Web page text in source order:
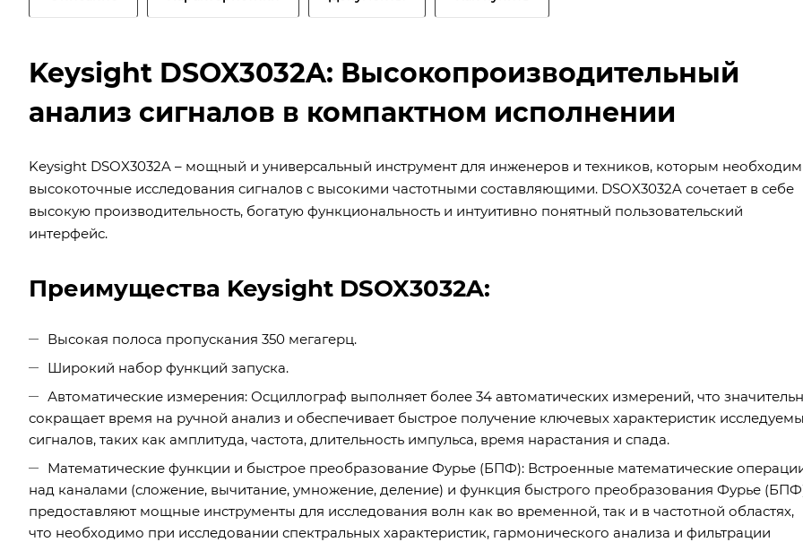
Keysight DSOX3032A: Высокопроизводительный
анализ сигналов в компактном исполнении
Keysight DSOX3032A – мощный и универсальный инструмент для инженеров и техников, которым
высокоточные исследования сигналов с высокими частотными составляющими. DSOX3032A сочетает в себе
высокую производительность, богатую функциональность и интуитивно понятный пользовательский
интерфейс.
Преимущества Keysight DSOX3032A:
Высокая полоса пропускания 350 мегагерц.
Широкий набор функций запуска.
Автоматические измерения: Осциллограф выполняет более 34 автоматических измерений, что
сокращает время на ручной анализ и обеспечивает быстрое получение ключевых характеристик
сигналов, таких как амплитуда, частота, длительность импульса, время нарастания и спада.
Математические функции и быстрое преобразование Фурье (БПФ): Встроенные математические
над каналами (сложение, вычитание, умножение, деление) и функция быстрого преобразования Фурье
предоставляют мощные инструменты для исследования волн как во временной, так и в частотной областях,
что необходимо при исследовании спектральных характеристик, гармонического анализа и фильтрации